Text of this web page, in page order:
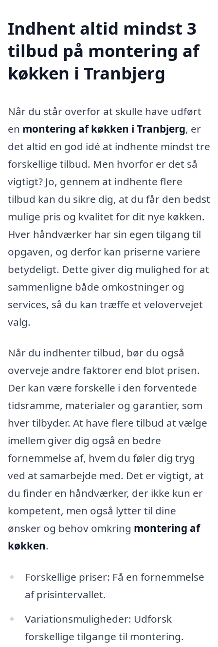
Indhent altid mindst 3
tilbud på montering af
køkken i Tranbjerg
Når du står overfor at skulle have udført
en montering af køkken i Tranbjerg, er
det altid en god idé at indhente mindst tre
forskellige tilbud. Men hvorfor er det så
vigtigt? Jo, gennem at indhente flere
tilbud kan du sikre dig, at du får den bedst
mulige pris og kvalitet for dit nye køkken.
Hver håndværker har sin egen tilgang til
opgaven, og derfor kan priserne variere
betydeligt. Dette giver dig mulighed for at
sammenligne både omkostninger og
services, så du kan træffe et velovervejet
valg.
Når du indhenter tilbud, bør du også
overveje andre faktorer end blot prisen.
Der kan være forskelle i den forventede
tidsramme, materialer og garantier, som
hver tilbyder. At have flere tilbud at vælge
imellem giver dig også en bedre
fornemmelse af, hvem du føler dig tryg
ved at samarbejde med. Det er vigtigt, at
du finder en håndværker, der ikke kun er
kompetent, men også lytter til dine
ønsker og behov omkring montering af
køkken.
Forskellige priser: Få en fornemmelse
af prisintervallet.
Variationsmuligheder: Udforsk
forskellige tilgange til montering.